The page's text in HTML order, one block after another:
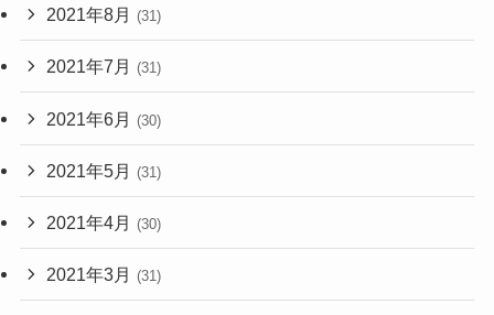
2021年8月 (31)
2021年7月 (31)
2021年6月 (30)
2021年5月 (31)
2021年4月 (30)
2021年3月 (31)